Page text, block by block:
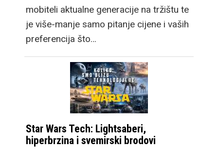
novi format gledanja.
Taktički je dizajniran da
nalik modernim
laptopima kao i office
monitorima. U ruci je
nešto širi i od
standardnih mobitela, a
nesvakidašnji dizajn
mobiteli aktualne generacije na tržištu te
je više-manje samo pitanje cijene i vaših
preferencija što…
Star Wars Tech: Lightsaberi,
hiperbrzina i svemirski brodovi